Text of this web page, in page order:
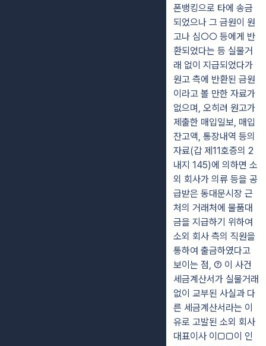
폰뱅킹으로 타에 송금
되었으나 그 금원이 원
고나 심○○ 등에게 반
환되었다는 등 실물거
래 없이 지급되었다가
원고 측에 반환된 금원
이라고 볼 만한 자료가
없으며, 오히려 원고가
제출한 매입일보, 매입
잔고액, 통장내역 등의
자료(갑 제11호증의 2
내지 145)에 의하면 소
외 회사가 의류 등을 공
급받은 동대문시장 근
처의 거래처에 물품대
금을 지급하기 위하여
소외 회사 측의 직원을
통하여 출금하였다고
보이는 점, ⑦ 이 사건
세금계산서가 실물거래
없이 교부된 사실과 다
른 세금계산서라는 이
유로 고발된 소외 회사
대표이사 이□□이 인